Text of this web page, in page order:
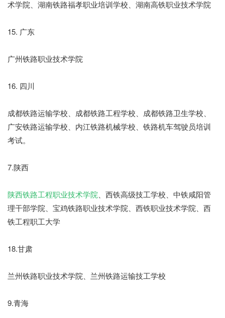
术学院、湖南铁路福孝职业培训学校、湖南高铁职业技术学院
15. 广东
广州铁路职业技术学院
16. 四川
成都铁路运输学校、成都铁路工程学校、成都铁路卫生学校、
广安铁路运输学校、内江铁路机械学校、铁路机车驾驶员培训
考试。
7.陕西
陕西铁路工程职业技术学院、西铁高级技工学校、中铁咸阳管
理干部学院、宝鸡铁路职业技术学院、西铁职业技术学院、西
铁工程职工大学
18.甘肃
兰州铁路职业技术学院、兰州铁路运输技工学校
9.青海